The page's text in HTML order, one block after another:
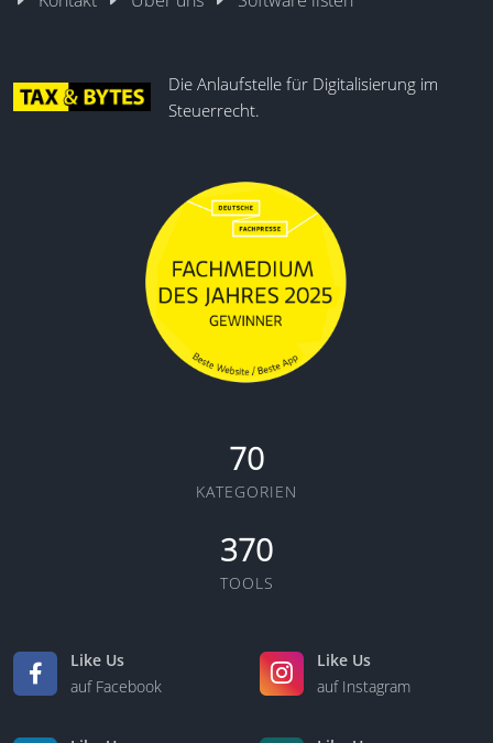
Die Anlaufstelle für Digitalisierung im
Steuerrecht.
70
KATEGORIEN
370
TOOLS
Like Us
auf Facebook
Like Us
auf Instagram